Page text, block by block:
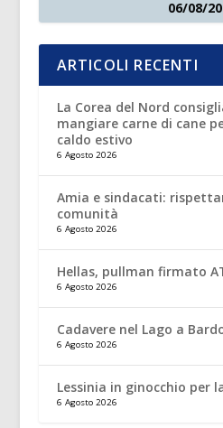
06/08/
ARTICOLI RECENTI
La Corea del Nord
mangiare carne di cane
caldo estivo
6 Agosto 2026
Amia e sindacati:
comunità
6 Agosto 2026
Hellas, pullman firmato
6 Agosto 2026
Cadavere nel Lago a
6 Agosto 2026
Lessinia in ginocchio per
6 Agosto 2026